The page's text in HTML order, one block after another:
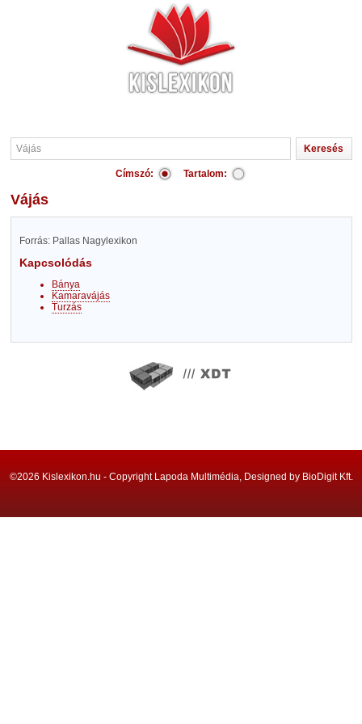
Címszó: Tartalom:
Vájás
Forrás: Pallas Nagylexikon
Kapcsolódás
Bánya
Kamaravájás
Turzás
©2026 Kislexikon.hu - Copyright Lapoda Multimédia, Designed by BioDigit Kft.